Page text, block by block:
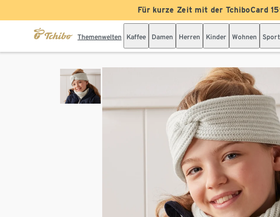
Für kurze Zeit mit der TchiboCard
Themenwelten Kaffee Damen Herren Kinder Wohnen Sport